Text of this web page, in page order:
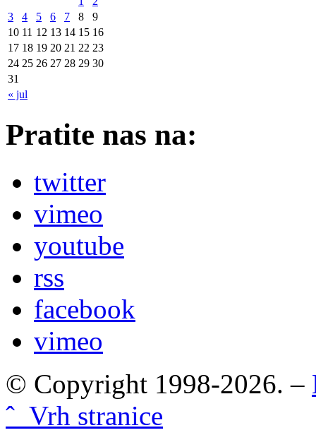
« jul
3
4 5 6 7 8
9
10 11 12 13 14 15 16
17 18 19 20 21 22 23
24 25 26 27 28 29 30
31
Pratite nas na:
twitter
vimeo
youtube
rss
facebook
vimeo
© Copyright 1998-2026. –
ˆ Vrh stranice